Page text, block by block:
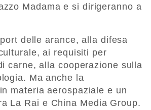
Madama e si dirigeranno a
delle arance, alla difesa
ai requisiti per
carne, alla cooperazione sulla
Ma anche la
materia aerospaziale e un
La Rai e China Media Group.